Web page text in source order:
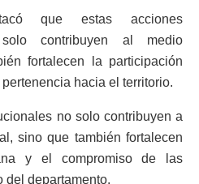
que estas acciones
solo contribuyen al medio
fortalecen la participación
hacia el territorio.
no solo contribuyen a
sino que también fortalecen
y el compromiso de las
del departamento.